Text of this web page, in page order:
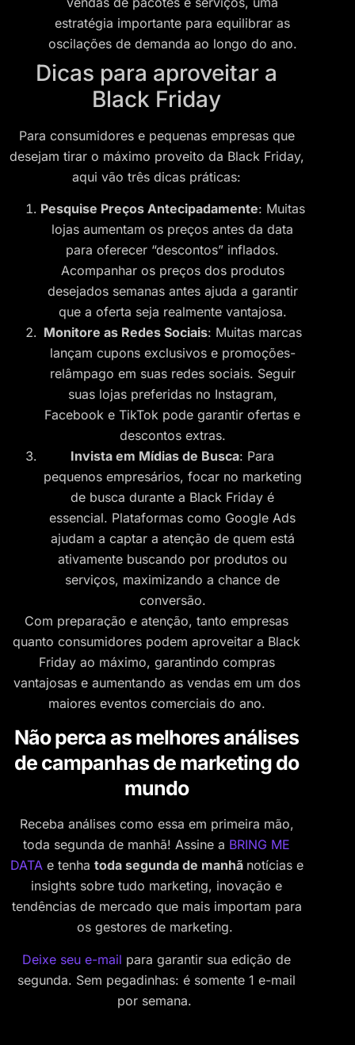
estratégia importante para equilibrar as
oscilações de demanda ao longo do ano.
Dicas para aproveitar a
Black Friday
Para consumidores e pequenas empresas que
desejam tirar o máximo proveito da Black Friday,
aqui vão três dicas práticas:
Pesquise Preços Antecipadamente: Muitas
lojas aumentam os preços antes da data
para oferecer “descontos” inflados.
Acompanhar os preços dos produtos
desejados semanas antes ajuda a garantir
que a oferta seja realmente vantajosa.
Monitore as Redes Sociais: Muitas marcas
lançam cupons exclusivos e promoções-
relâmpago em suas redes sociais. Seguir
suas lojas preferidas no Instagram,
Facebook e TikTok pode garantir ofertas e
descontos extras.
Invista em Mídias de Busca: Para
pequenos empresários, focar no marketing
de busca durante a Black Friday é
essencial. Plataformas como Google Ads
ajudam a captar a atenção de quem está
ativamente buscando por produtos ou
serviços, maximizando a chance de
conversão.
Com preparação e atenção, tanto empresas
quanto consumidores podem aproveitar a Black
Friday ao máximo, garantindo compras
vantajosas e aumentando as vendas em um dos
maiores eventos comerciais do ano.
Não perca as melhores análises
de campanhas de marketing do
mundo
Receba análises como essa em primeira mão,
toda segunda de manhã! Assine a BRING ME
DATAe tenha toda segunda de manhã notícias e
insights sobre tudo marketing, inovação e
tendências de mercado que mais importam para
os gestores de marketing.
Deixe seu e-mail para garantir sua edição de
segunda. Sem pegadinhas: é somente 1 e-mail
por semana.